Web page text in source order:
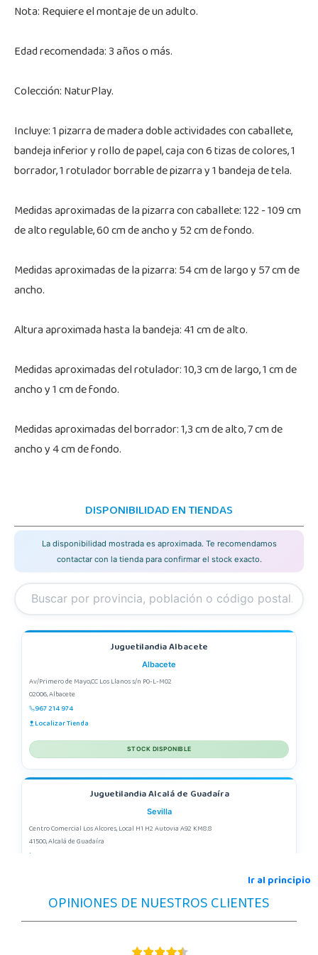
Nota: Requiere el montaje de un adulto.
Edad recomendada: 3 años o más.
Colección: NaturPlay.
Incluye: 1 pizarra de madera doble actividades con caballete,
bandeja inferior y rollo de papel, caja con 6 tizas de colores, 1
borrador, 1 rotulador borrable de pizarra y 1 bandeja de tela.
Medidas aproximadas de la pizarra con caballete: 122 - 109 cm
de alto regulable, 60 cm de ancho y 52 cm de fondo.
Medidas aproximadas de la pizarra: 54 cm de largo y 57 cm de
ancho.
Altura aproximada hasta la bandeja: 41 cm de alto.
Medidas aproximadas del rotulador: 10,3 cm de largo, 1 cm de
ancho y 1 cm de fondo.
Medidas aproximadas del borrador: 1,3 cm de alto, 7 cm de
ancho y 4 cm de fondo.
DISPONIBILIDAD EN TIENDAS
La disponibilidad mostrada es aproximada. Te recomendamos
contactar con la tienda para confirmar el stock exacto.
Juguetilandia Albacete
Albacete
Av/Primero de Mayo,CC Los Llanos s/n P0-L-M02
02006, Albacete
967 214 974
Localizar Tienda
STOCK DISPONIBLE
Juguetilandia Alcalá de Guadaíra
Sevilla
Centro Comercial Los Alcores, Local H1 H2 Autovia A92 KM8.8
41500, Alcalá de Guadaíra
Juguetilandia Alcobendas
Ir al principio
OPINIONES DE NUESTROS CLIENTES